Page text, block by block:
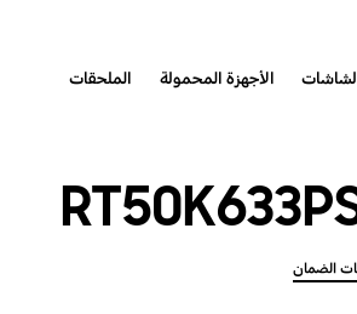
الأجهزة المحمولة الملحقات
الضمان